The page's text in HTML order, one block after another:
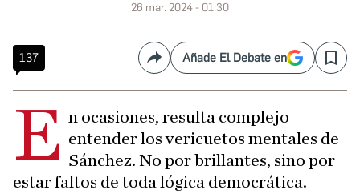
26 mar. 2024 - 01:30
137 CompartirAñade El Debate en Save
E n ocasiones, resulta complejo
entender los vericuetos mentales de
Sánchez. No por brillantes, sino por
estar faltos de toda lógica democrática.